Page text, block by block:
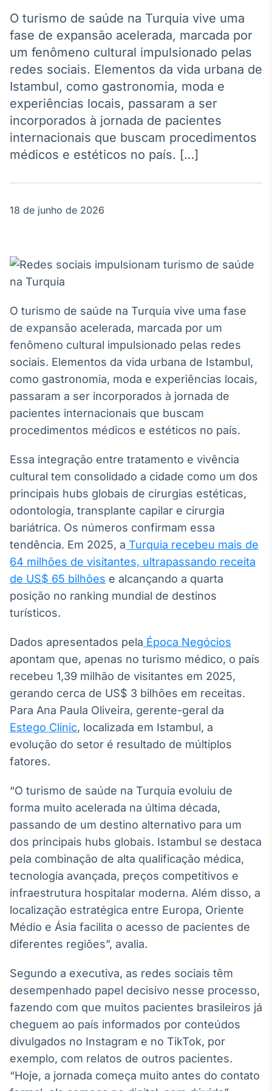
Agro
Tudo sobre o
agronegócio
Broadcast
Político
Os bastidores da
tempo real
Broadcast
Plataforma para
conteúdos
personalizados
Soluções de Dados
e Conteúdos
OTC
Plataforma para
negociação de
Broadcast
Datafeed
APIs para
integração de
conteúdos e
dados
Broadcast
Ticker
Cotações e
headlines de
Broadcast
Widgets
Componentes
funcionalidades
Wallboard
displays e telas
Broadcast
Curadoria
Curadoria de
conteúdos
noticiosos
Soluções de
Tecnologia
Broadcast
notícias e
conteúdos
Broadcast
Fundos
A melhor
plataforma para
analisar fundos
de investimento
no Brasil
O turismo de saúde na Turquia vive uma
fase de expansão acelerada, marcada por
um fenômeno cultural impulsionado pelas
redes sociais. Elementos da vida urbana de
Istambul, como gastronomia, moda e
experiências locais, passaram a ser
incorporados à jornada de pacientes
internacionais que buscam procedimentos
médicos e estéticos no país. […]
18 de junho de 2026
O turismo de saúde na Turquia vive uma fase
de expansão acelerada, marcada por um
fenômeno cultural impulsionado pelas redes
sociais. Elementos da vida urbana de Istambul,
como gastronomia, moda e experiências locais,
passaram a ser incorporados à jornada de
pacientes internacionais que buscam
procedimentos médicos e estéticos no país.
Essa integração entre tratamento e vivência
cultural tem consolidado a cidade como um dos
principais hubs globais de cirurgias estéticas,
odontologia, transplante capilar e cirurgia
bariátrica. Os números confirmam essa
tendência. Em 2025, a Turquia recebeu mais de
64 milhões de visitantes, ultrapassando receita
de US$ 65 bilhões e alcançando a quarta
posição no ranking mundial de destinos
turísticos.
Dados apresentados pela Época Negócios
apontam que, apenas no turismo médico, o país
recebeu 1,39 milhão de visitantes em 2025,
gerando cerca de US$ 3 bilhões em receitas.
Para Ana Paula Oliveira, gerente-geral da
Estego Clinic, localizada em Istambul, a
evolução do setor é resultado de múltiplos
fatores.
“O turismo de saúde na Turquia evoluiu de
forma muito acelerada na última década,
passando de um destino alternativo para um
dos principais hubs globais. Istambul se destaca
pela combinação de alta qualificação médica,
tecnologia avançada, preços competitivos e
infraestrutura hospitalar moderna. Além disso, a
localização estratégica entre Europa, Oriente
Médio e Ásia facilita o acesso de pacientes de
diferentes regiões”, avalia.
Segundo a executiva, as redes sociais têm
desempenhado papel decisivo nesse processo,
fazendo com que muitos pacientes brasileiros já
cheguem ao país informados por conteúdos
divulgados no Instagram e no TikTok, por
exemplo, com relatos de outros pacientes.
“Hoje, a jornada começa muito antes do contato